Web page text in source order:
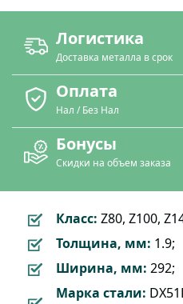
Логистика
Доставка металла в срок
Оплата
Нал / Без Нал
Бонусы
Скидки на объем заказа
Класс: Z80, Z100,
Толщина, мм: 1.9;
Ширина, мм: 292;
Марка стали: